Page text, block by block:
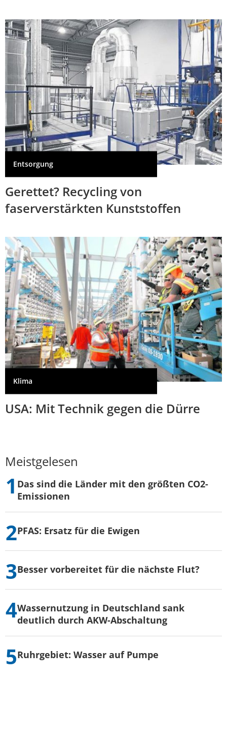
Entsorgung
Gerettet? Recycling von
faserverstärkten Kunststoffen
Klima
USA: Mit Technik gegen die Dürre
Meistgelesen
Das sind die Länder mit den größten CO2-
Emissionen
PFAS: Ersatz für die Ewigen
Besser vorbereitet für die nächste Flut?
Wassernutzung in Deutschland sank
deutlich durch AKW-Abschaltung
Ruhrgebiet: Wasser auf Pumpe